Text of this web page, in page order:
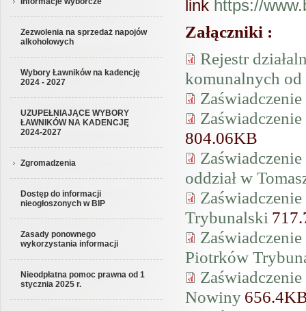
Zezwolenia na sprzedaż napojów
alkoholowych
Wybory Ławników na kadencję
2024 - 2027
UZUPEŁNIAJĄCE WYBORY
ŁAWNIKÓW NA KADENCJĘ
2024-2027
Zgromadzenia
Dostęp do informacji
nieogłoszonych w BIP
Zasady ponownego
wykorzystania informacji
Nieodpłatna pomoc prawna od 1
stycznia 2025 r.
link https://
Załączniki :
Rejestr
komunalnych
804.06KB
oddział w
Trybunalski
Piotrków
Nowiny